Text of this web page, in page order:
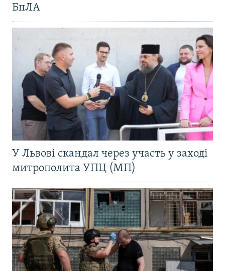
БпЛА
У Львові скандал через участь у заході
митрополита УПЦ (МП)